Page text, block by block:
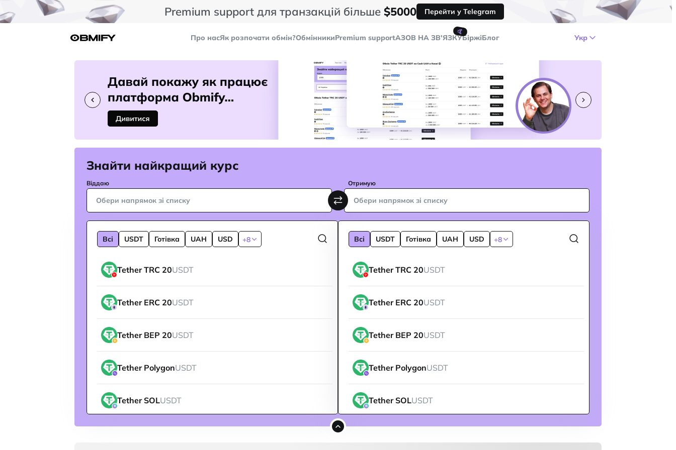
Premium support для транзакцій більше $5000 Перейти у Telegram
Про насЯк розпочати обмін?ОбмінникиPremium support
🤙
AЗОВ НА ЗВ'ЯЗКУБіржіБлог Укр
Знайти найкращий курс
Віддаю
Обери напрямок зі списку
Отримую
Обери напрямок зі списку
Всі USDT Готівка UAH USD +8
Tether TRC 20USDT
Tether ERC 20USDT
Tether BEP 20USDT
Tether PolygonUSDT
Tether SOLUSDT
Всі USDT Готівка UAH USD +8
Tether TRC 20USDT
Tether ERC 20USDT
Tether BEP 20USDT
Tether PolygonUSDT
Tether SOLUSDT